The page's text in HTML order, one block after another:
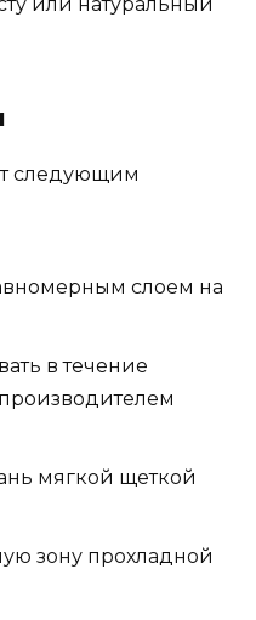
или натуральный
следующим
слоем на
в течение
мягкой щеткой
зону прохладной